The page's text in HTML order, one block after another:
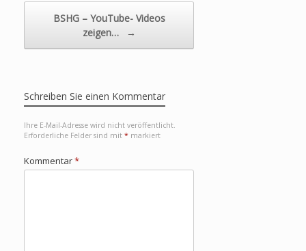
BSHG – YouTube- Videos
zeigen…
→
Schreiben Sie einen Kommentar
Ihre E-Mail-Adresse wird nicht veröffentlicht.
Erforderliche Felder sind mit * markiert
Kommentar*